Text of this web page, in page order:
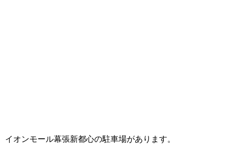
イオンモール幕張新都心の駐車場があります。